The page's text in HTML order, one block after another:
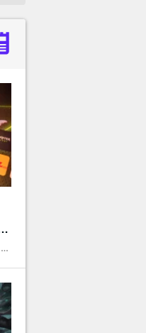
COUNTER-STRIKE: GLOBAL OFFENSIVE